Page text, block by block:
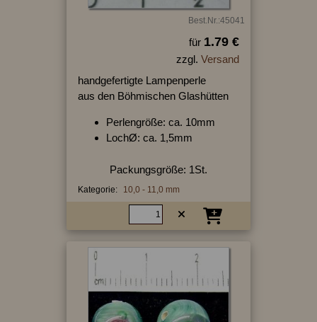
Best.Nr.:45041
für 1.79 €
zzgl. Versand
handgefertigte Lampenperle
aus den Böhmischen Glashütten
Perlengröße: ca. 10mm
LochØ: ca. 1,5mm
Packungsgröße: 1St.
Kategorie: 10,0 - 11,0 mm